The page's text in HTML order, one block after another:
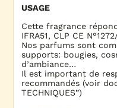
USAGE
Cette fragrance
IFRA51, CLP CE
Nos parfums sont
supports: bougies,
d’ambiance…
Il est important de
recommandés (voir
TECHNIQUES”)